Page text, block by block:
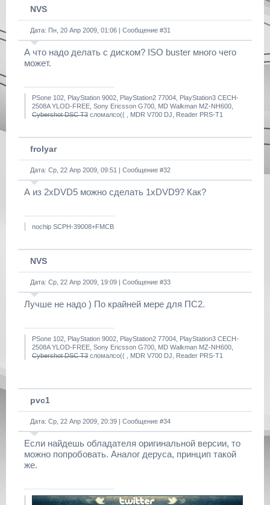
NVS
Дата: Пн, 20 Апр 2009, 01:06 | Сообщение #31
А что надо делать с диском? ISO buster много чего
может.
PSone 102, PlayStation 9002, PlayStation2 77004, PlayStation3 CECH-
2508A YLOD-FREE, Sony Ericsson G700, MD Walkman MZ-NH600,
Cybershot DSC T3 сломалсо(( , MDR V700 DJ, Reader PRS-T1
frolyar
Дата: Ср, 22 Апр 2009, 09:51 | Сообщение #32
А из 2хDVD5 можно сделать 1хDVD9? Как?
nochip SCPH-39008+FMCB
NVS
Дата: Ср, 22 Апр 2009, 19:09 | Сообщение #33
Лучше не надо ) По крайней мере для ПС2.
PSone 102, PlayStation 9002, PlayStation2 77004, PlayStation3 CECH-
2508A YLOD-FREE, Sony Ericsson G700, MD Walkman MZ-NH600,
Cybershot DSC T3 сломалсо(( , MDR V700 DJ, Reader PRS-T1
pvc1
Дата: Ср, 22 Апр 2009, 20:39 | Сообщение #34
Если найдешь обладателя оригинальной версии, то
можно попробовать. Аналог деруса, принцип такой
же.